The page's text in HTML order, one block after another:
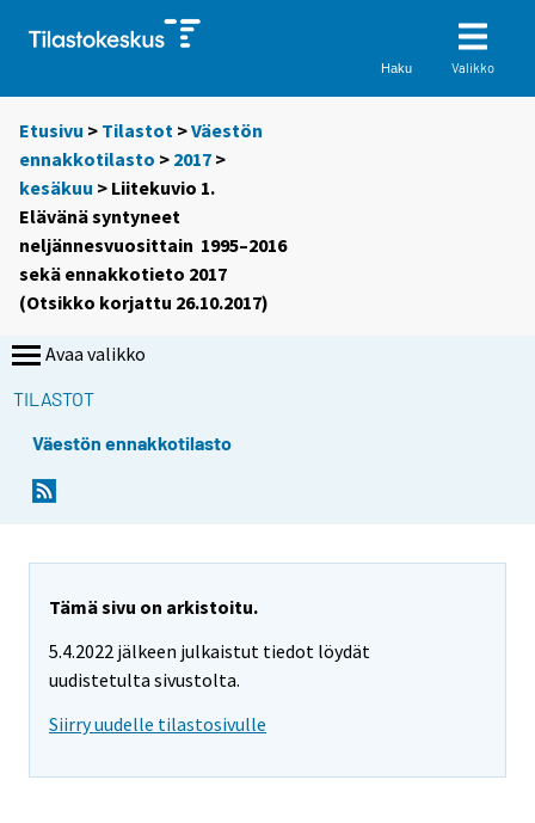
Haku Valikko
Etusivu > Tilastot >Väestön
ennakkotilasto > 2017 >
kesäkuu > Liitekuvio 1.
Elävänä syntyneet
neljännesvuosittain 1995–2016
sekä ennakkotieto 2017
(Otsikko korjattu 26.10.2017)
Avaa valikko
TILASTOT
Väestön ennakkotilasto
Tämä sivu on arkistoitu.
5.4.2022 jälkeen julkaistut tiedot löydät
uudistetulta sivustolta.
Siirry uudelle tilastosivulle